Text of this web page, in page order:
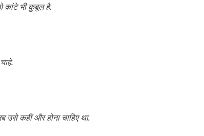
कांटे भी कुबूल है.
कहीं और होना चाहिए था.